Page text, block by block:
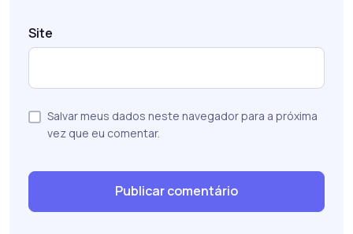
Site
Salvar meus dados neste navegador para a próxima
vez que eu comentar.